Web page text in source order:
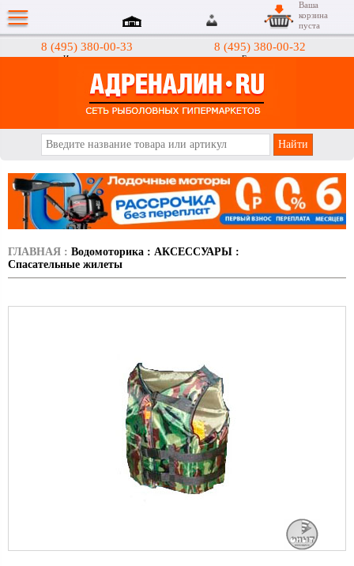
8 (495) 380-00-33
Интернет-магазин
8 (495) 380-00-32
Гипермаркеты
Ваша
корзина
пуста
ГЛАВНАЯ : Водомоторика : АКСЕССУАРЫ :
Спасательные жилеты